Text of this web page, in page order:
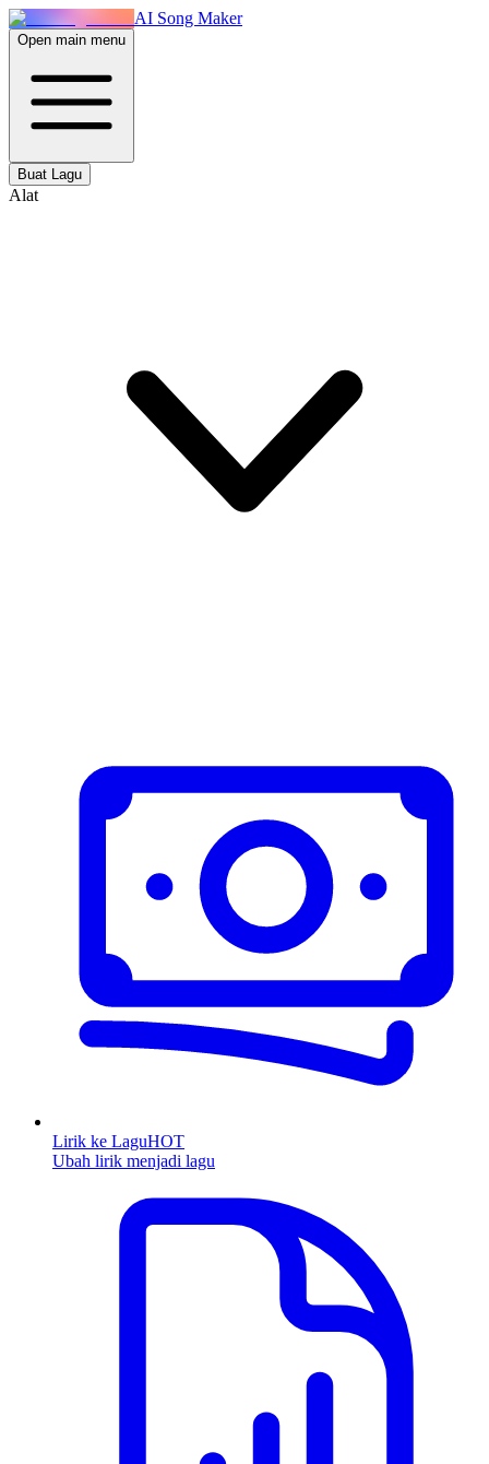
AI Song Maker
Open main menu
Buat Lagu
Alat
Lirik ke LaguHOT
Ubah lirik menjadi lagu